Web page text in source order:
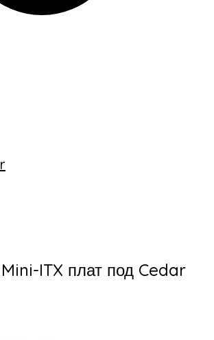
ITX плат под Cedar